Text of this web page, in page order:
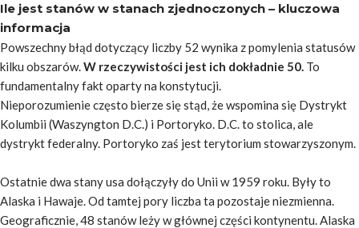
Ile jest stanów w stanach zjednoczonych – kluczowa
informacja
Powszechny błąd dotyczący liczby 52 wynika z pomylenia statusów
kilku obszarów.W rzeczywistości jest ich dokładnie 50. To
fundamentalny fakt oparty na konstytucji.
Nieporozumienie często bierze się stąd, że wspomina się Dystrykt
Kolumbii (Waszyngton D.C.) i Portoryko. D.C. to stolica, ale
dystrykt federalny. Portoryko zaś jest terytorium stowarzyszonym.
Ostatnie dwa stany usa dołączyły do Unii w 1959 roku. Były to
Alaska i Hawaje. Od tamtej pory liczba ta pozostaje niezmienna.
Geograficznie, 48 stanów leży w głównej części kontynentu. Alaska